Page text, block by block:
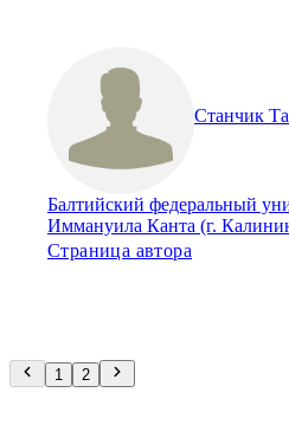
Станчик
Балтийский федеральный
Иммануила Канта (г.
Страница автора
1 2